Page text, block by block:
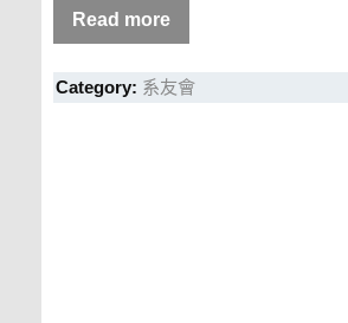
Read more
Category: 系友會